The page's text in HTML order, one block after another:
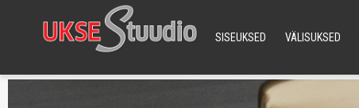
SISEUKSED VÄLISUKSED